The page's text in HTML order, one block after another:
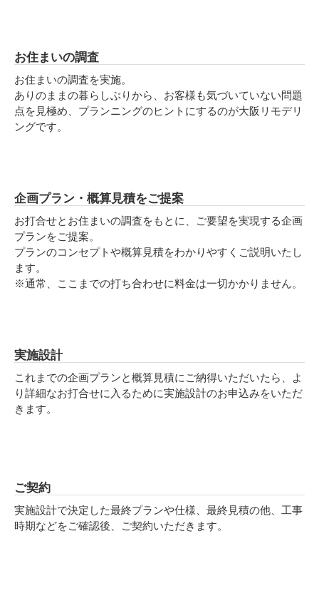
お住まいの調査
お住まいの調査を実施。
ありのままの暮らしぶりから、お客様も気づいていない問題
点を見極め、プランニングのヒントにするのが大阪リモデリ
ングです。
企画プラン・概算見積をご提案
お打合せとお住まいの調査をもとに、ご要望を実現する企画
プランをご提案。
プランのコンセプトや概算見積をわかりやすくご説明いたし
ます。
※通常、ここまでの打ち合わせに料金は一切かかりません。
実施設計
これまでの企画プランと概算見積にご納得いただいたら、よ
り詳細なお打合せに入るために実施設計のお申込みをいただ
きます。
ご契約
実施設計で決定した最終プランや仕様、最終見積の他、工事
時期などをご確認後、ご契約いただきます。